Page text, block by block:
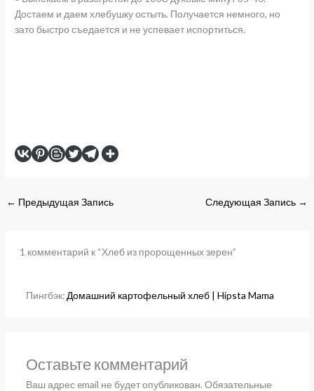
Достаем и даем хлебушку остыть. Получается немного, но
зато быстро съедается и не успевает испортиться.
← Предыдущая Запись Следующая Запись →
1 комментарий к “Хлеб из пророщенных зерен”
Пингбэк: Домашний картофельный хлеб | Hipsta Mama
Оставьте комментарий
Ваш адрес email не будет опубликован. Обязательные